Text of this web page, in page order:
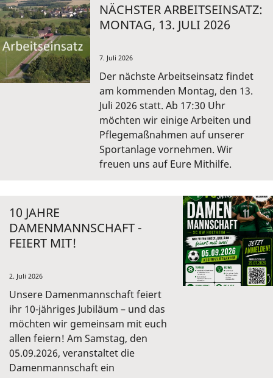
NÄCHSTER ARBEITSEINSATZ:
MONTAG, 13. JULI 2026
7. Juli 2026
Der nächste Arbeitseinsatz findet
am kommenden Montag, den 13.
Juli 2026 statt. Ab 17:30 Uhr
möchten wir einige Arbeiten und
Pflegemaßnahmen auf unserer
Sportanlage vornehmen. Wir
freuen uns auf Eure Mithilfe.
10 JAHRE
DAMENMANNSCHAFT -
FEIERT MIT!
2. Juli 2026
Unsere Damenmannschaft feiert
ihr 10-jähriges Jubiläum – und das
möchten wir gemeinsam mit euch
allen feiern! Am Samstag, den
05.09.2026, veranstaltet die
Damenmannschaft ein